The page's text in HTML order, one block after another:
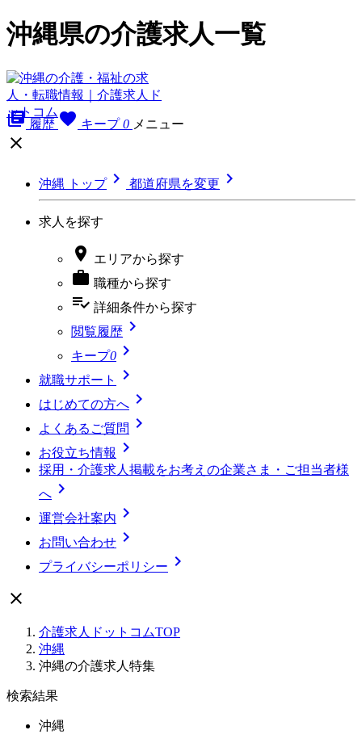
沖縄県の介護求人一覧
library_books 履歴 favorite キープ 0 メニュー

沖縄 トップ 都道府県を変更 
求人を探す
 エリアから探す
 職種から探す
playlist_add_check 詳細条件から探す
閲覧履歴 
キープ0 
就職サポート 
はじめての方へ 
よくあるご質問 
お役立ち情報 
採用・介護求人掲載をお考えの企業さま・ご担当者様
へ 
運営会社案内 
お問い合わせ 
プライバシーポリシー 

介護求人ドットコムTOP
沖縄
沖縄の介護求人特集
検索結果
沖縄